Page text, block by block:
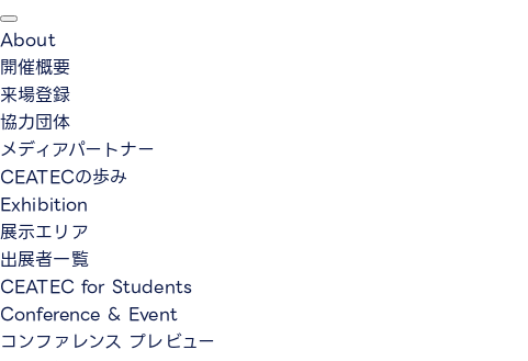
About
開催概要
来場登録
協力団体
メディアパートナー
CEATECの歩み
Exhibition
展示エリア
出展者一覧
CEATEC for Students
Conference & Event
コンファレンス プレビュー